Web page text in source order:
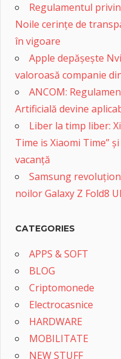
Regulamentul
Noile cerințe de
în vigoare
Apple depășește
valoroasă companie
ANCOM:
Artificială devine
Liber la timp liber:
Time is Xiaomi Time”
vacanță
Samsung
noilor Galaxy Z Fold8
CATEGORIES
APPS & SOFT
BLOG
Criptomonede
Electrocasnice
HARDWARE
MOBILITATE
NEW STUFF